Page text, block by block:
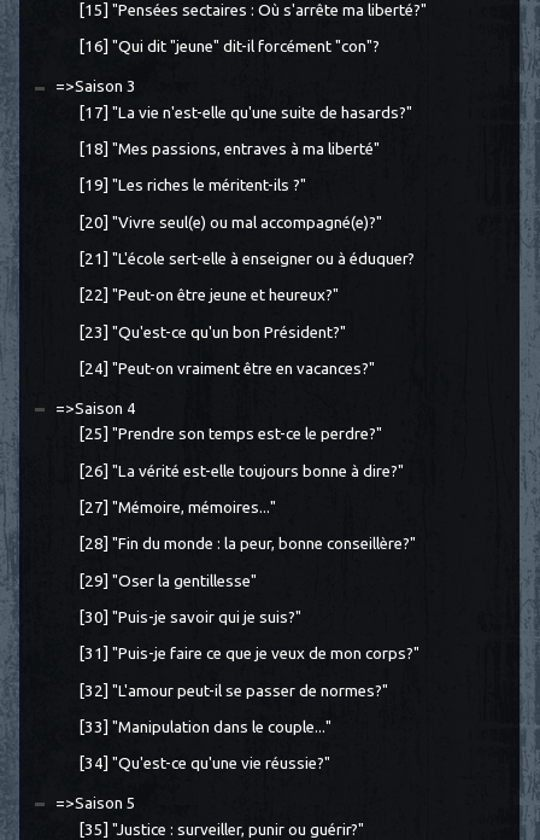
[15] "Pensées sectaires : Où s'arrête ma liberté?"
[16] "Qui dit "jeune" dit-il forcément "con"?
=>Saison 3
[17] "La vie n'est-elle qu'une suite de hasards?"
[18] "Mes passions, entraves à ma liberté"
[19] "Les riches le méritent-ils ?"
[20] "Vivre seul(e) ou mal accompagné(e)?"
[21] "L'école sert-elle à enseigner ou à éduquer?
[22] "Peut-on être jeune et heureux?"
[23] "Qu'est-ce qu'un bon Président?"
[24] "Peut-on vraiment être en vacances?"
=>Saison 4
[25] "Prendre son temps est-ce le perdre?"
[26] "La vérité est-elle toujours bonne à dire?"
[27] "Mémoire, mémoires..."
[28] "Fin du monde : la peur, bonne conseillère?"
[29] "Oser la gentillesse"
[30] "Puis-je savoir qui je suis?"
[31] "Puis-je faire ce que je veux de mon corps?"
[32] "L'amour peut-il se passer de normes?"
[33] "Manipulation dans le couple..."
[34] "Qu'est-ce qu'une vie réussie?"
=>Saison 5
[35] "Justice : surveiller, punir ou guérir?"